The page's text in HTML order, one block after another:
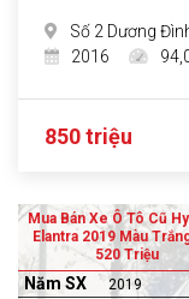
Số 2 Dương
2016
850 triệu
Mua Bán Xe Ô Tô Cũ
Elantra 2019 Màu
520 Triệu
Năm SX 2019